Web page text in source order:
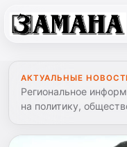
АКТУАЛЬНЫЕ
Региональное
на политику,